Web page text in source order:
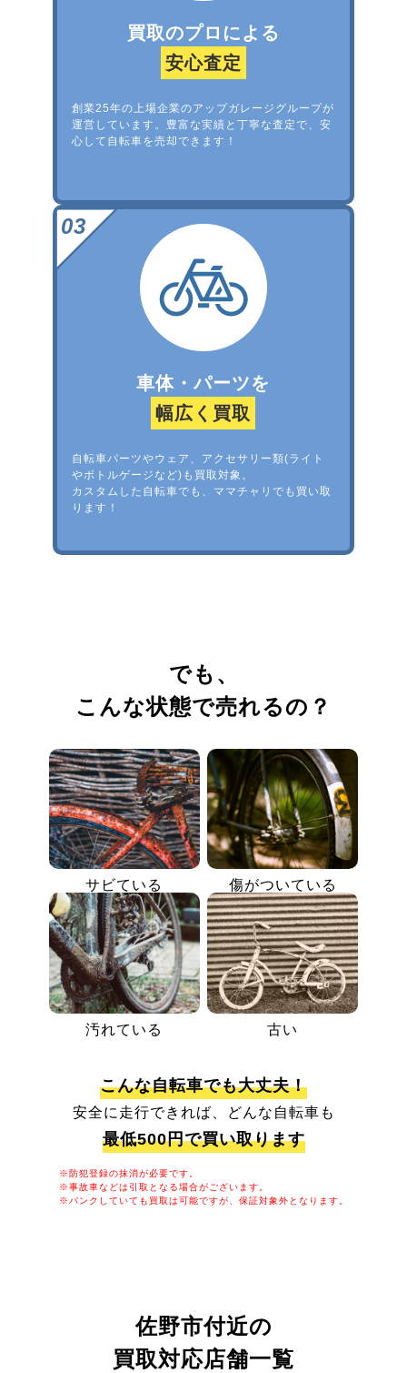
買取のプロによる
安心査定
創業25年の上場企業のアップガレージグループが
運営しています。豊富な実績と丁寧な査定で、安
心して自転車を売却できます！
車体・パーツを
幅広く買取
自転車パーツやウェア、アクセサリー類(ライト
やボトルゲージなど)も買取対象。
カスタムした自転車でも、ママチャリでも買い取
ります！
でも、
こんな状態で売れるの？
サビている 傷がついている
汚れている 古い
こんな自転車でも大丈夫！
安全に走行できれば、どんな自転車も
最低500円で買い取ります
※防犯登録の抹消が必要です。
※事故車などは引取となる場合がございます。
※パンクしていても買取は可能ですが、保証対象外となります。
佐野市付近の
買取対応店舗一覧